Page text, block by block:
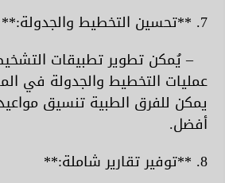
7. **تحسين التخطيط والجدولة:**
– يُمكن تطوير تطبيقات
عمليات التخطيط والجدولة في
يمكن للفرق الطبية تنسيق
أفضل.
8. **توفير تقارير شاملة:**